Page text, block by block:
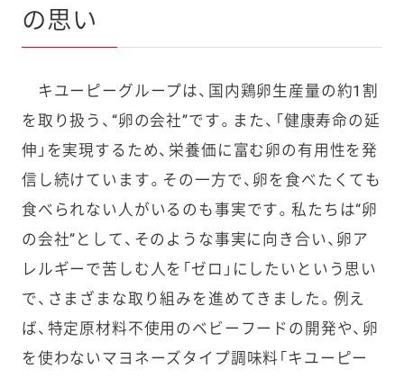
の思い
キユーピーグループは、国内鶏卵生産量の約1割
を取り扱う、“卵の会社”です。また、「健康寿命の延
伸」を実現するため、栄養価に富む卵の有用性を発
信し続けています。その一方で、卵を食べたくても
食べられない人がいるのも事実です。私たちは“卵
の会社”として、そのような事実に向き合い、卵ア
レルギーで苦しむ人を「ゼロ」にしたいという思い
で、さまざまな取り組みを進めてきました。例え
ば、特定原材料不使用のベビーフードの開発や、卵
を使わないマヨネーズタイプ調味料「キユーピー